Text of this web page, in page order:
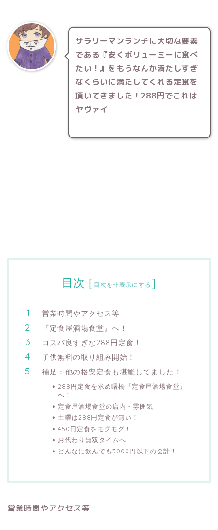
サラリーマンランチに大切な要素
である『安くボリューミーに食べ
たい！』をもうなんか満たしすぎ
なくらいに満たしてくれる定食を
頂いてきました！288円でこれは
ヤヴァイ
目次 [ 目次を非表示にする]
営業時間やアクセス等
『定食屋酒場食堂』へ！
コスパ良すぎな288円定食！
子供無料の取り組み開始！
補足：他の格安定食も堪能してました！
288円定食を求め曙橋『定食屋酒場食堂』
へ！
定食屋酒場食堂の店内・雰囲気
土曜は288円定食が無い！
450円定食をモグモグ！
お代わり無双タイムへ
どんなに飲んでも3000円以下の会計！
営業時間やアクセス等